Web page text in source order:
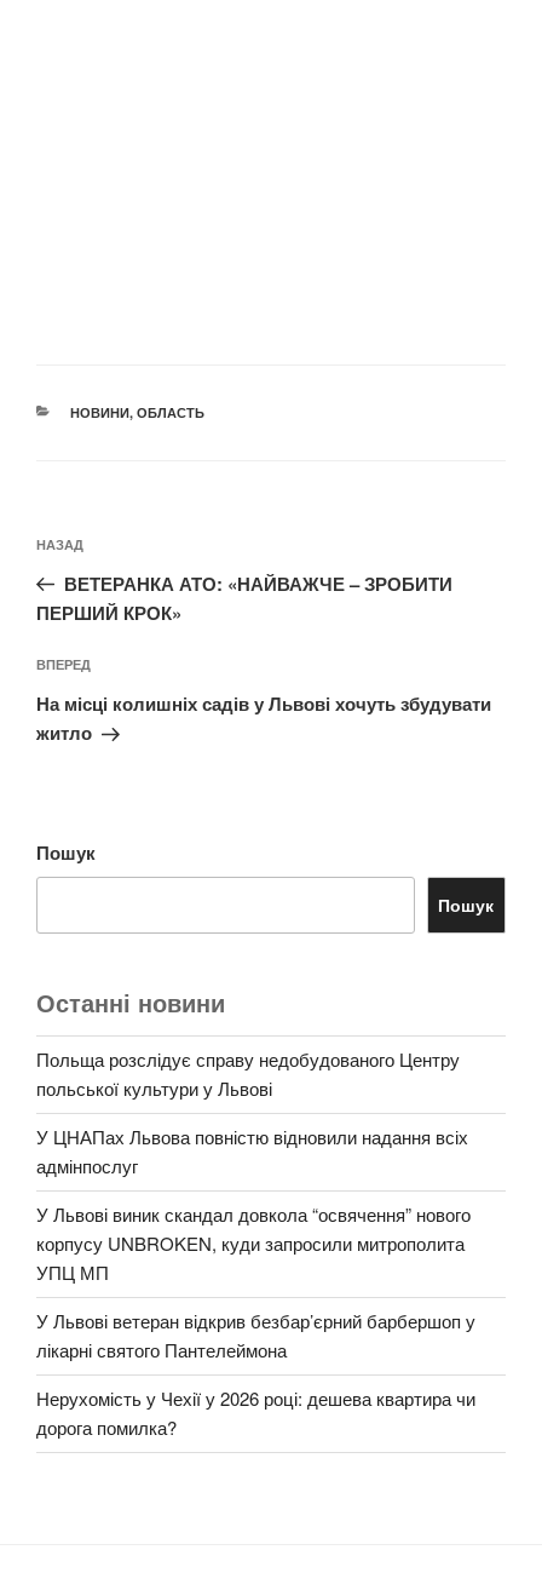
КАТЕГОРІЇ
НОВИНИ, ОБЛАСТЬ
записів
Попередній
запис:
НАЗАД
ВЕТЕРАНКА АТО: «НАЙВАЖЧЕ – ЗРОБИТИ
ПЕРШИЙ КРОК»
Наступний
запис
ВПЕРЕД
На місці колишніх садів у Львові хочуть збудувати
житло
Пошук
Пошук
Останні новини
Польща розслідує справу недобудованого Центру
польської культури у Львові
У ЦНАПах Львова повністю відновили надання всіх
адмінпослуг
У Львові виник скандал довкола “освячення” нового
корпусу UNBROKEN, куди запросили митрополита
УПЦ МП
У Львові ветеран відкрив безбар’єрний барбершоп у
лікарні святого Пантелеймона
Нерухомість у Чехії у 2026 році: дешева квартира чи
дорога помилка?